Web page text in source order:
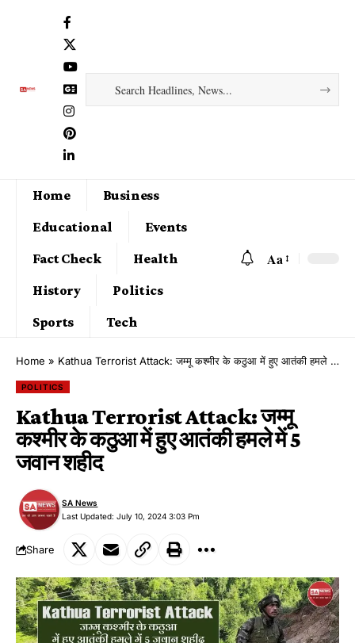
Home
Business
Educational
Events
Fact Check
Health
History
Politics
Sports
Tech
Aa
Home » Kathua Terrorist Attack: जम्मू कश्मीर के कठुआ में हुए आतंकी हमले में 5 जवान शहीद
POLITICS
Kathua Terrorist Attack: जम्मू
कश्मीर के कठुआ में हुए आतंकी हमले में 5
जवान शहीद
Last Updated: July 10, 2024 3:03 Pm
SA News
Share